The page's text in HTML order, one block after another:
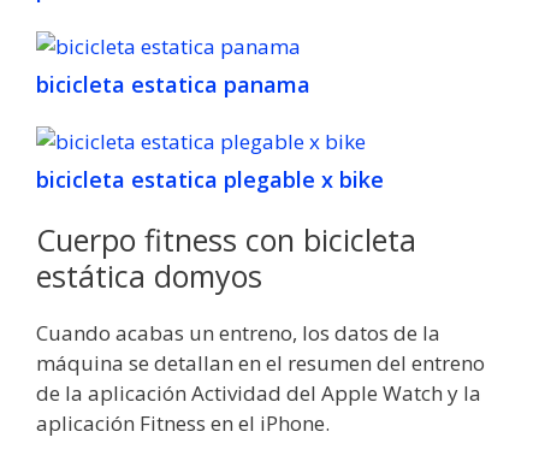
bicicleta estatica panama
bicicleta estatica plegable x bike
Cuerpo fitness con bicicleta
estática domyos
Cuando acabas un entreno, los datos de la
máquina se detallan en el resumen del entreno
de la aplicación Actividad del Apple Watch y la
aplicación Fitness en el iPhone.